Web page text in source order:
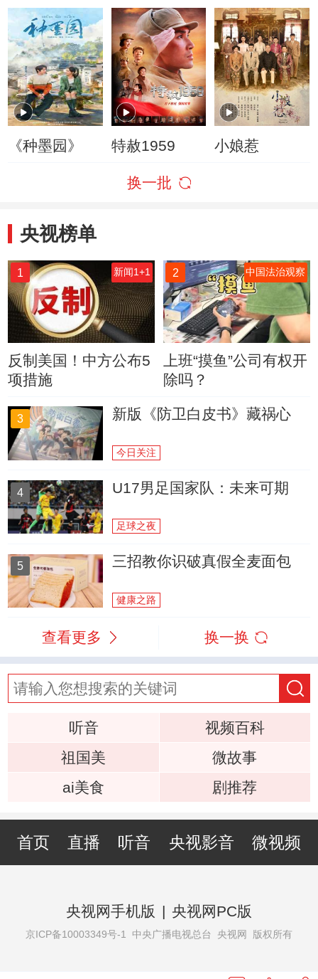
《种墨园》 特赦1959 小娘惹
换一批
央视榜单
1 新闻1+1
反制美国！中方公布5
项措施
2 中国法治观察
上班“摸鱼”公司有权开
除吗？
3 新版《防卫白皮书》藏祸心
今日关注
4 U17男足国家队：未来可期
足球之夜
5 三招教你识破真假全麦面包
健康之路
查看更多 换一换
听音
视频百科
祖国美
微故事
ai美食
剧推荐
首页 直播 听音 央视影音 微视频
央视网手机版 | 央视网PC版
京ICP备10003349号-1 中央广播电视总台 央视网 版权所有